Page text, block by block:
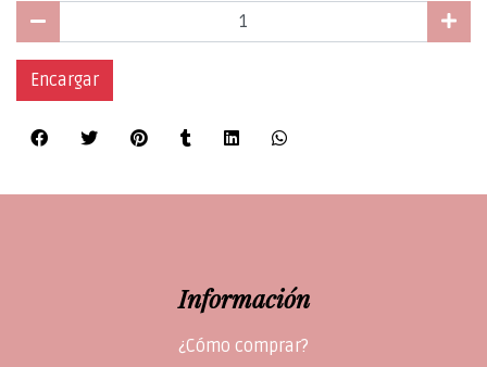
Encargar
Información
¿Cómo comprar?